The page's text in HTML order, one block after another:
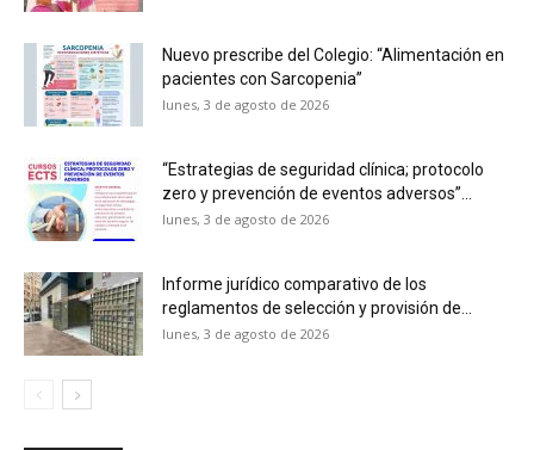
Nuevo prescribe del Colegio: “Alimentación en
pacientes con Sarcopenia”
lunes, 3 de agosto de 2026
“Estrategias de seguridad clínica; protocolo
zero y prevención de eventos adversos”...
lunes, 3 de agosto de 2026
Informe jurídico comparativo de los
reglamentos de selección y provisión de...
lunes, 3 de agosto de 2026